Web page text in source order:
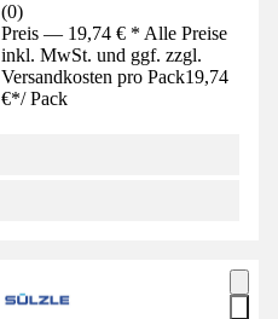
(0)
Preis — 19,74 € * Alle Preise
inkl. MwSt. und ggf. zzgl.
Versandkosten pro Pack19,74
€*/ Pack